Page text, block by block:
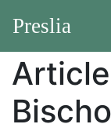
Preslia